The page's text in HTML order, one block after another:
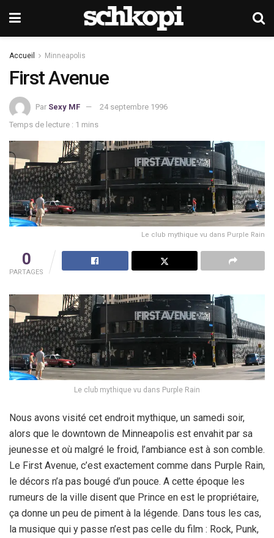
Accueil Minneapolis
First Avenue
Par Sexy MF
24 septembre 1996
Temps de lecture : 1 mins
Le club mythique vu dans Purple Rain
0
PARTAGES
Le club mythique vu dans Purple Rain
Nous avons visité cet endroit mythique, un samedi soir,
alors que le downtown de Minneapolis est envahit par sa
jeunesse et où malgré le froid, l’ambiance est à son comble.
Le First Avenue, c’est exactement comme dans Purple Rain,
le décors n’a pas bougé d’un pouce. A cette époque les
rumeurs de la ville disent que Prince en est le propriétaire,
ça donne un peu de piment à la légende. Dans tous les cas,
la musique qui y passe n’est pas celle du film : Rock, Punk,